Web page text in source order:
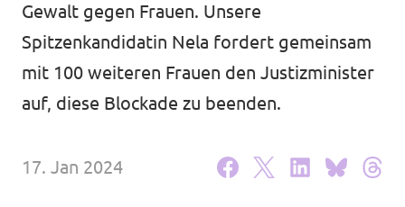
Neuigkeiten
Unsere Events
Presse
Gewalt gegen Frauen. Unsere
Spitzenkandidatin Nela fordert gemeinsam
mit 100 weiteren Frauen den Justizminister
auf, diese Blockade zu beenden.
17. Jan 2024